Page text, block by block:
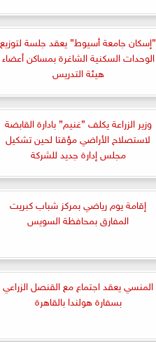
”إسكان جامعة أسيوط” يعقد جلسة لتوزيع
الوحدات السكنية الشاغرة بمساكن أعضاء
هيئة التدريس
وزير الزراعة يكلف ”غنيم” بادارة القابضة
لاستصلاح الأراضي مؤقتا لحين تشكيل
مجلس إدارة جديد للشركة
إقامة يوم رياضي بمركز شباب كبريت
المفارق بمحافظة السويس
المنسي يعقد اجتماع مع القنصل الزراعي
بسفارة هولندا بالقاهرة